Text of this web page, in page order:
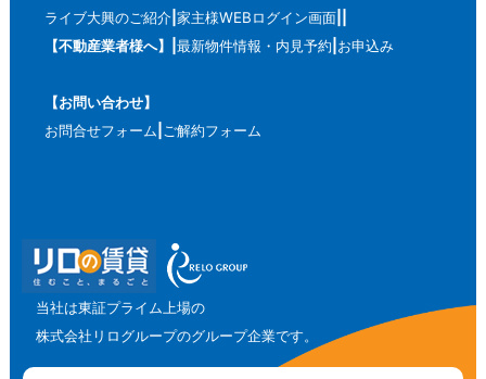
ライブ大興のご紹介 家主様WEBログイン画面
【不動産業者様へ】
最新物件情報・内見予約 お申込み
【お問い合わせ】
お問合せフォーム ご解約フォーム
当社は東証プライム上場の
株式会社リログループのグループ企業です。